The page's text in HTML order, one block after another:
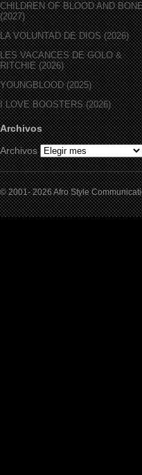
CHILDREN OF BLOOD AND
(2027)
LA VOLUNTAD DE DIOS (2026)
LES VACANCES DE GOLO &
RITCHIE (2026)
YOUNGBLOOD (2025)
I LOVE BOOSTERS (2026)
Archivos
Archivos
© 2001- 2026 Afro Style